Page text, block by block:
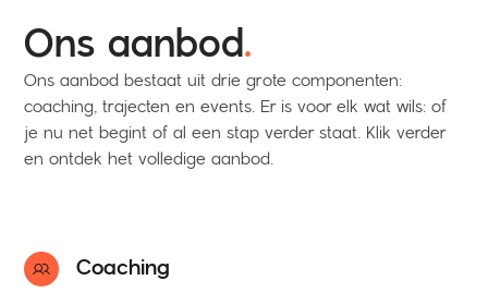
Ons aanbod.
Ons aanbod bestaat uit drie grote componenten:
coaching, trajecten en events. Er is voor elk wat wils: of
je nu net begint of al een stap verder staat. Klik verder
en ontdek het volledige aanbod.
Coaching